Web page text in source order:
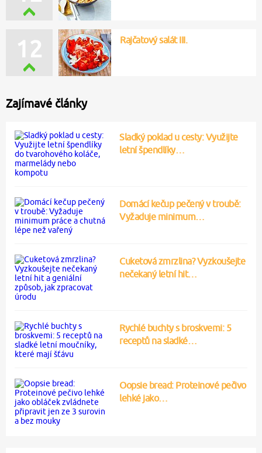
12 Rajčatový salát III.
Zajímavé články
Sladký poklad u cesty: Využijte
letní špendlíky…
Domácí kečup pečený v troubě:
Vyžaduje minimum…
Cuketová zmrzlina? Vyzkoušejte
nečekaný letní hit…
Rychlé buchty s broskvemi: 5
receptů na sladké…
Oopsie bread: Proteinové pečivo
lehké jako…